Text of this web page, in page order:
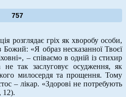
757
розглядає гріх як хворобу особи,
«Я образ несказанної Твоєї
– співаємо в одній із стихир
так заслуговує осудження, як
милосердя та прощення. Тому
– лікар. «Здорові не потребують
12).